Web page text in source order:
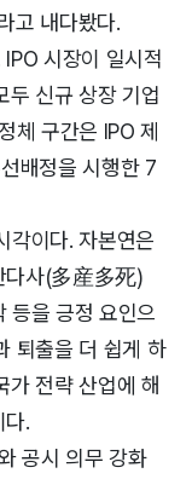
고 내다봤다.
시장이 일시적
두 신규 상장 기업
체 구간은 IPO 제
배정을 시행한 7
각이다. 자본연은
다사(多産多死)
등을 긍정 요인으
퇴출을 더 쉽게 하
가 전략 산업에 해
다.
공시 의무 강화